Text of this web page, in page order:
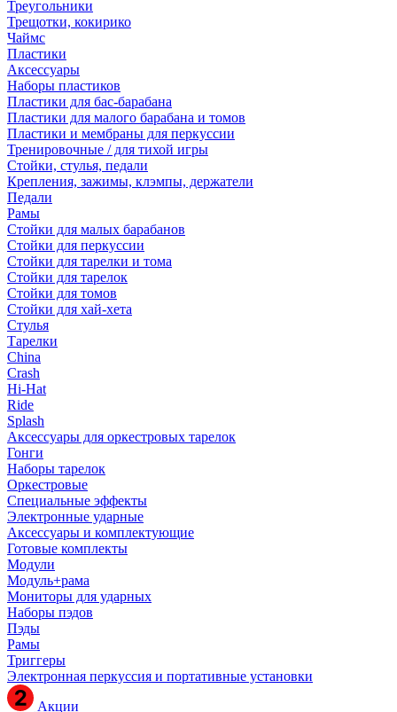
Треугольники
Трещотки, кокирико
Чаймс
Пластики
Аксессуары
Наборы пластиков
Пластики для бас-барабана
Пластики для малого барабана и томов
Пластики и мембраны для перкуссии
Тренировочные / для тихой игры
Стойки, стулья, педали
Крепления, зажимы, клэмпы, держатели
Педали
Рамы
Стойки для малых барабанов
Стойки для перкуссии
Стойки для тарелки и тома
Стойки для тарелок
Стойки для томов
Стойки для хай-хета
Стулья
Тарелки
China
Crash
Hi-Hat
Ride
Splash
Аксессуары для оркестровых тарелок
Гонги
Наборы тарелок
Оркестровые
Специальные эффекты
Электронные ударные
Аксессуары и комплектующие
Готовые комплекты
Модули
Модуль+рама
Мониторы для ударных
Наборы пэдов
Пэды
Рамы
Триггеры
Электронная перкуссия и портативные установки
Акции